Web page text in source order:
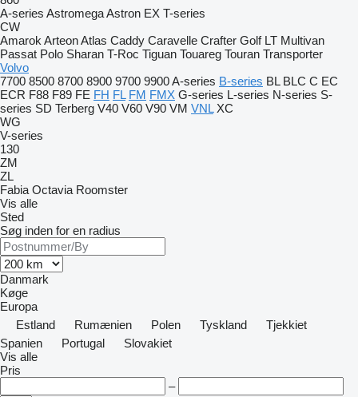
A-series AstromegaAstron EX T-series
CW
Amarok ArteonAtlas Caddy Caravelle Crafter Golf LT Multivan
Passat Polo Sharan T-Roc Tiguan Touareg Touran Transporter
Volvo
7700 8500 8700 8900 9700 9900A-series B-series BL BLC C EC
ECR F88 F89 FE FH FL FM FMX G-series L-series N-series S-
series SD Terberg V40 V60 V90 VM VNL XC
WG
V-series
130
ZM
ZL
Fabia Octavia Roomster
Vis alle
Sted
Søg inden for en radius
Danmark
Køge
Europa
Estland
Rumænien Polen Tyskland
Tjekkiet
Spanien
Portugal
Slovakiet
Vis alle
Pris
–